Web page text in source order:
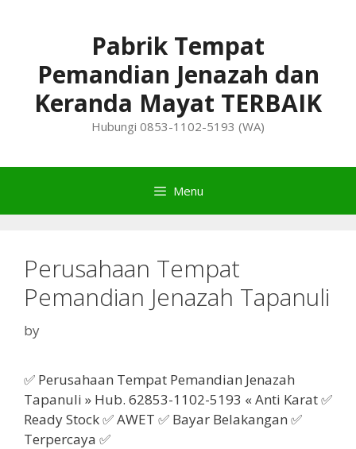
Pabrik Tempat
Pemandian Jenazah dan
Keranda Mayat TERBAIK
Hubungi 0853-1102-5193 (WA)
Menu
Perusahaan Tempat
Pemandian Jenazah Tapanuli
by
✅ Perusahaan Tempat Pemandian Jenazah
Tapanuli » Hub. 62853-1102-5193 « Anti Karat ✅
Ready Stock ✅ AWET ✅ Bayar Belakangan ✅
Terpercaya ✅